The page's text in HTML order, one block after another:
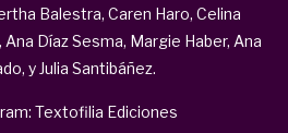
Balestra, Caren Haro, Celina
Díaz Sesma, Margie Haber, Ana
y Julia Santibáñez.
Textofilia Ediciones